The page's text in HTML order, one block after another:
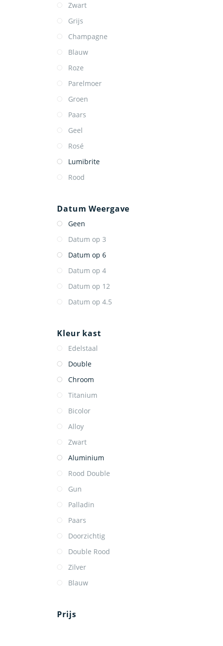
Zwart
Grijs
Champagne
Blauw
Roze
Parelmoer
Groen
Paars
Geel
Rosé
Lumibrite
Rood
Datum Weergave
Geen
Datum op 3
Datum op 6
Datum op 4
Datum op 12
Datum op 4.5
Kleur kast
Edelstaal
Double
Chroom
Titanium
Bicolor
Alloy
Zwart
Aluminium
Rood Double
Gun
Palladin
Paars
Doorzichtig
Double Rood
Zilver
Blauw
Prijs